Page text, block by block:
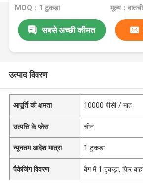
MOQ：1 टुकड़ा मूल्य：
सबसे अच्छी कीमत
उत्पाद विवरण
आपूर्ति की क्षमता 10000 पीसी / माह
उत्पत्ति के प्लेस चीन
न्यूनतम आदेश मात्रा 1 टुकड़ा
पैकेजिंग विवरण बैग में 1 टुकड़ा, फिर